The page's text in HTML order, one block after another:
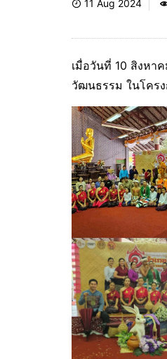
11 Aug 2024
เมื่อวันที่ 10 สิงหา
วัฒนธรรม ในโคร